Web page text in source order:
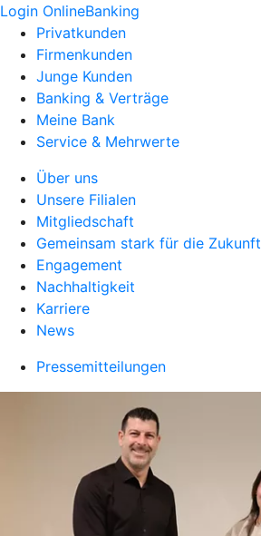
Login OnlineBanking
Privatkunden
Firmenkunden
Junge Kunden
Banking & Verträge
Meine Bank
Service & Mehrwerte
Über uns
Unsere Filialen
Mitgliedschaft
Gemeinsam stark für die Zukunft
Engagement
Nachhaltigkeit
Karriere
News
Pressemitteilungen